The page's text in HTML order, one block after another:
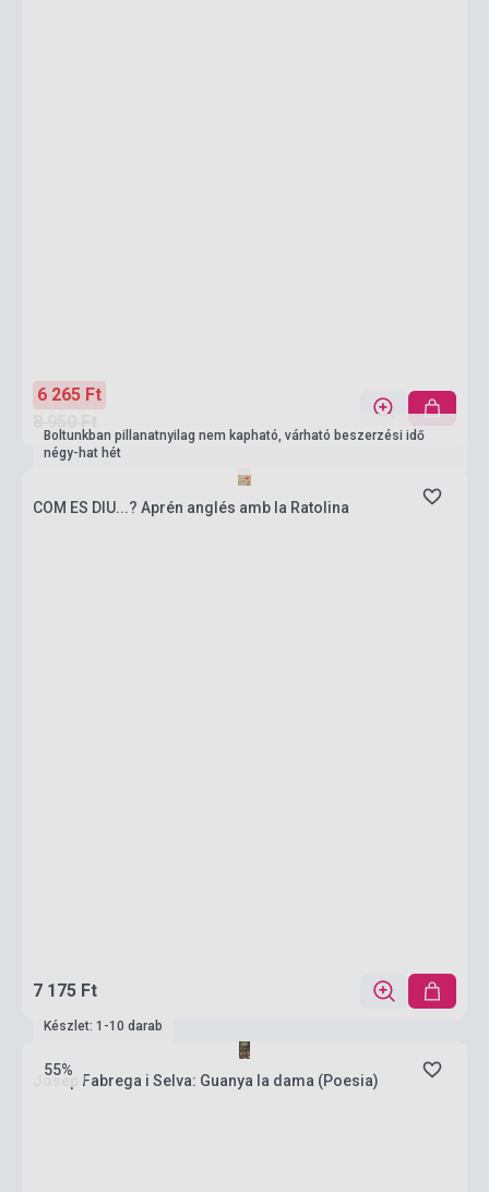
6 265 Ft
8 950 Ft
Boltunkban pillanatnyilag nem kapható, várható beszerzési idő
négy-hat hét
COM ES DIU...? Aprén anglés amb la Ratolina
7 175 Ft
55%
Készlet: 1-10 darab
Josep Fabrega i Selva: Guanya la dama (Poesia)